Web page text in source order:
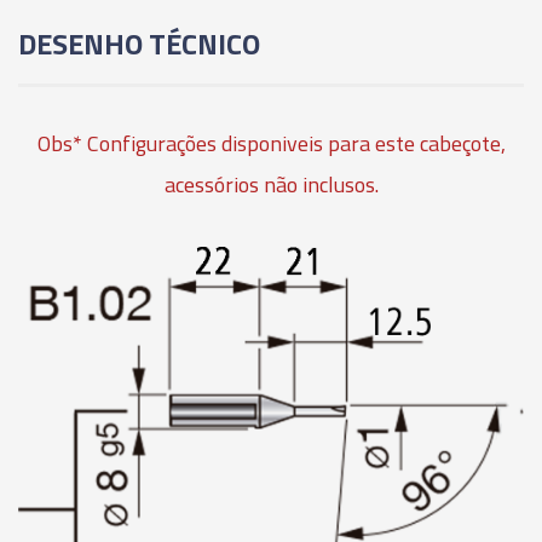
05059 - BARRA MANDRILHADORA
ANTIVIBRATÓRIA - B5.08
05060 - BARRA MANDRILHADORA
ANTIVIBRATÓRIA - B5.10
05061 - BARRA MANDRILHADORA
ANTIVIBRATÓRIA - B5.12
05062 - BARRA MANDRILHADORA
ANTIVIBRATÓRIA - B5.14
05063 - BARRA MANDRILHADORA
DESENHO TÉCNICO
Obs* Configurações disponiveis para este cabeçote,
acessórios não inclusos.